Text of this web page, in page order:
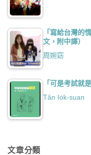
「寫給台灣的
文，附中譯）
周婉窈
「可是考試就
Tân Io̍k-suan
文章分類